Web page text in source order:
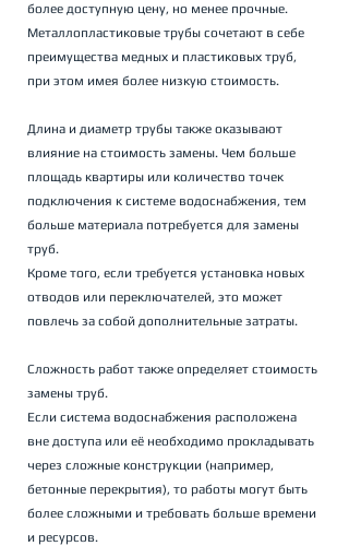
более доступную цену, но менее прочные.
Металлопластиковые трубы сочетают в себе
преимущества медных и пластиковых труб,
при этом имея более низкую стоимость.
Длина и диаметр трубы также оказывают
влияние на стоимость замены. Чем больше
площадь квартиры или количество точек
подключения к системе водоснабжения, тем
больше материала потребуется для замены
труб.
Кроме того, если требуется установка новых
отводов или переключателей, это может
повлечь за собой дополнительные затраты.
Сложность работ также определяет стоимость
замены труб.
Если система водоснабжения расположена
вне доступа или её необходимо прокладывать
через сложные конструкции (например,
бетонные перекрытия), то работы могут быть
более сложными и требовать больше времени
и ресурсов.